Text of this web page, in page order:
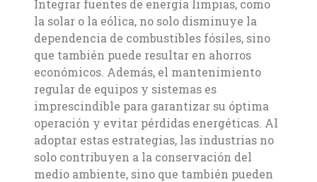
Integrar fuentes de energía limpias, como
la solar o la eólica, no solo disminuye la
dependencia de combustibles fósiles, sino
que también puede resultar en ahorros
económicos. Además, el mantenimiento
regular de equipos y sistemas es
imprescindible para garantizar su óptima
operación y evitar pérdidas energéticas. Al
adoptar estas estrategias, las industrias no
solo contribuyen a la conservación del
medio ambiente, sino que también pueden